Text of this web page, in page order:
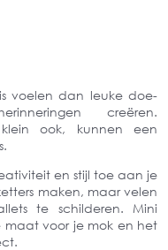
voelen dan leuke doe-
creëren.
ook, kunnen een
en stijl toe aan je
maken, maar velen
te schilderen. Mini
voor je mok en het